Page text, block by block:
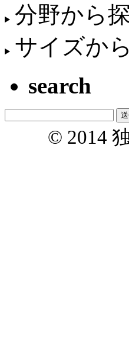
分野から
サイズか
search
© 2014